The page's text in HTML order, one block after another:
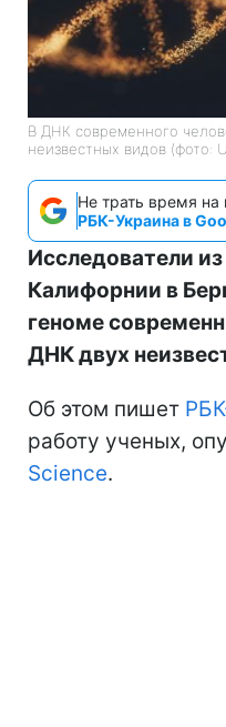
В ДНК современного
неизвестных видов (фото:
Не трать время на
РБК-Украина в
Исследователи
Калифорнии в
геноме
ДНК двух
Об этом пишет
работу ученых,
Science.